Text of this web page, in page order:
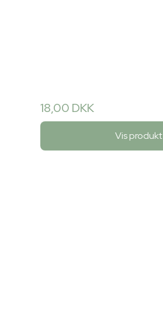
18,00 DKK
Vis produkt